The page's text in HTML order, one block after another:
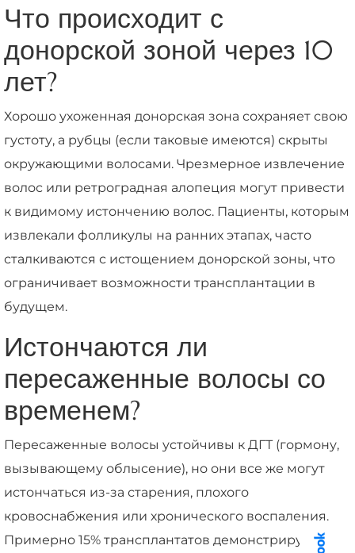
Что происходит с
донорской зоной через 10
лет?
Хорошо ухоженная донорская зона сохраняет свою
густоту, а рубцы (если таковые имеются) скрыты
окружающими волосами. Чрезмерное извлечение
волос или ретроградная алопеция могут привести
к видимому истончению волос. Пациенты, которым
извлекали фолликулы на ранних этапах, часто
сталкиваются с истощением донорской зоны, что
ограничивает возможности трансплантации в
будущем.
Истончаются ли
пересаженные волосы со
временем?
Пересаженные волосы устойчивы к ДГТ (гормону,
вызывающему облысение), но они все же могут
истончаться из-за старения, плохого
кровоснабжения или хронического воспаления.
Примерно 15% трансплантатов демонстрируют